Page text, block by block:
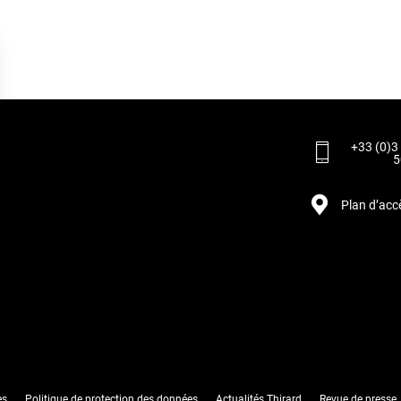
+33 (0)3
Plan
la conformité avec les réglementations. Personnalisez vos préférences pour contrôler